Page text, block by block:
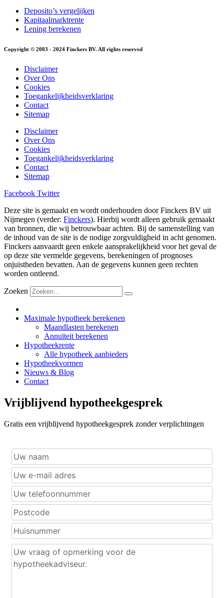
Deposito’s vergelijken
Kapitaalmarktrente
Lening berekenen
Copyright © 2003 - 2024 Finckers BV. All rights reserved
Disclaimer
Over Ons
Cookies
Toegankelijkheidsverklaring
Contact
Sitemap
Disclaimer
Over Ons
Cookies
Toegankelijkheidsverklaring
Contact
Sitemap
Facebook Twitter
Deze site is gemaakt en wordt onderhouden door Finckers BV uit
Nijmegen (verder: Finckers). Hierbij wordt alleen gebruik gemaakt
van bronnen, die wij betrouwbaar achten. Bij de samenstelling van
de inhoud van de site is de nodige zorgvuldigheid in acht genomen.
Finckers aanvaardt geen enkele aansprakelijkheid voor het geval de
op deze site vermelde gegevens, berekeningen of prognoses
onjuistheden bevatten. Aan de gegevens kunnen geen rechten
worden ontleend.
Zoeken
Maximale hypotheek berekenen
Maandlasten berekenen
Annuïteit berekenen
Hypotheekrente
Alle hypotheek aanbieders
Hypotheekvormen
Nieuws & Blog
Contact
Vrijblijvend hypotheekgesprek
Gratis een vrijblijvend hypotheekgesprek zonder verplichtingen